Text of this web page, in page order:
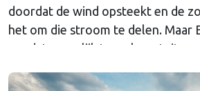
doordat de wind opsteekt en de
het om die stroom te delen. Maar
om dat mogelijk te maken stuiten